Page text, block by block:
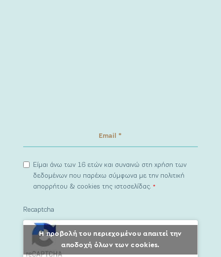
Είμαι άνω των 16 ετών και συναινώ στη χρήση των
δεδομένων που παρέχω σύμφωνα με την πολιτική
απορρήτου & cookies της ιστοσελίδας.*
Recaptcha
Η προβολή του περιεχομένου απαιτεί την
αποδοχή όλων των cookies.